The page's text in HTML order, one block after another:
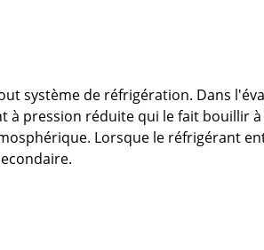
système de réfrigération. Dans
à pression réduite qui le fait bouillir
Lorsque le réfrigérant